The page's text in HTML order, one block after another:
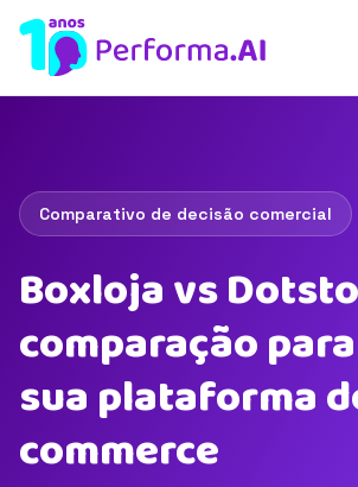
Comparativo de decisão comercial
Boxloja vs
comparação
sua plataforma
commerce